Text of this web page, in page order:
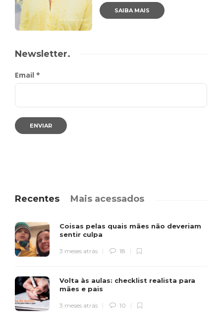
SAIBA MAIS
Newsletter.
Email *
Recentes Mais acessados
Coisas pelas quais mães não deveriam
sentir culpa
3 meses atrás 18
Volta às aulas: checklist realista para
mães e pais
3 meses atrás 10